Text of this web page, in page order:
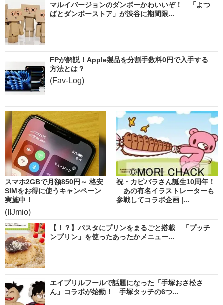
マルイバージョンのダンボーかわいいぞ！ 「よつ
ばとダンボーストア」が渋谷に期間限...
FPが解説！Apple製品を分割手数料0円で入手する
方法とは？
(Fav-Log)
スマホ2GBで月額850円～ 格安
SIMをお得に使うキャンペーン
実施中！
(IIJmio)
祝・カピバラさん誕生10周年！
あの有名イラストレーターも
参戦してコラボ企画 |...
【！？】パスタにプリンをまるごと搭載 「プッチ
ンプリン」を使ったあったかメニュー...
エイプリルフールで話題になった「手塚おさ松さ
ん」コラボが始動！ 手塚タッチの6つ...